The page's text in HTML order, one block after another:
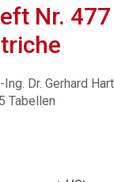
Nr.
Dr. Gerhard
Tabellen